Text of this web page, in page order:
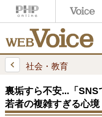
社会・教育
裏垢すら不安...「SNS
若者の複雑すぎる心境